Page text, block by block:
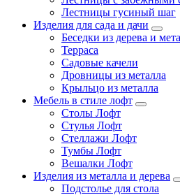
Лестницы гусиный шаг
Изделия для сада и дачи
Беседки из дерева и
Терраса
Садовые качели
Дровницы из металла
Крыльцо из металла
Мебель в стиле лофт
Столы Лофт
Стулья Лофт
Стеллажи Лофт
Тумбы Лофт
Вешалки Лофт
Изделия из металла и дерева
Подстолье для стола